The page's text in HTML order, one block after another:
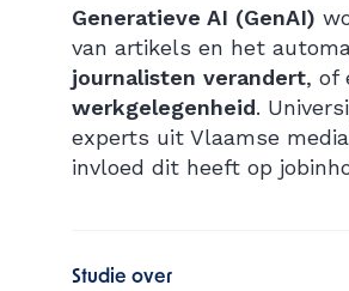
Generatieve AI (GenAI)
van artikels en het
journalisten verandert, of
werkgelegenheid.
experts uit Vlaamse
invloed dit heeft op
Studie over